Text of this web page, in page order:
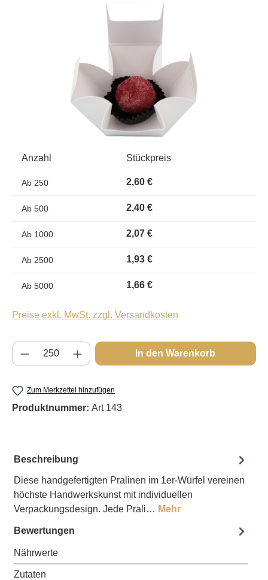
Bildergalerie überspringen
Anzahl Stückpreis
Ab 250 2,60 €
Ab 500 2,40 €
Ab 1000 2,07 €
Ab 2500 1,93 €
Ab 5000 1,66 €
Preise exkl. MwSt. zzgl. Versandkosten
Produkt Anzahl: Gib den gewünschten
In den Warenkorb
Zum Merkzettel hinzufügen
Produktnummer: Art 143
Beschreibung
Diese handgefertigten Pralinen im 1er-Würfel vereinen
höchste Handwerkskunst mit individuellen
Verpackungsdesign. Jede Prali… Mehr
Bewertungen
Nährwerte
Zutaten